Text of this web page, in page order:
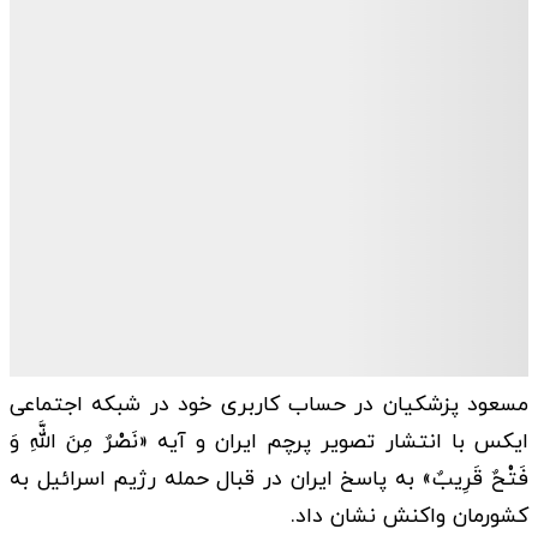
مسعود پزشکیان در حساب کاربری خود در شبکه اجتماعی
ایکس با انتشار تصویر پرچم ایران و آیه «نَصْرٌ مِنَ اللَّهِ وَ
فَتْحٌ قَرِیبٌ» به پاسخ ایران در قبال حمله رژیم اسرائیل به
کشورمان واکنش نشان داد.